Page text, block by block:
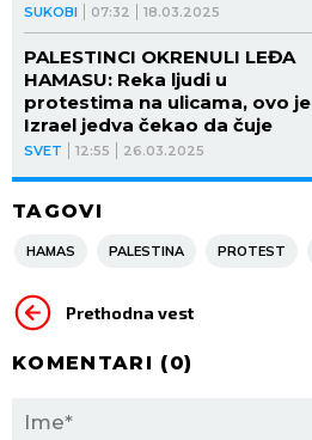
SUKOBI 07:32 18.03.2025
SVET 12:55 26.03.2025
PALESTINCI OKRENULI LEĐA
HAMASU: Reka ljudi u
protestima na ulicama, ovo je
Izrael jedva čekao da čuje
TAGOVI
HAMAS PALESTINA PROTEST
Prethodna vest
KOMENTARI (0)